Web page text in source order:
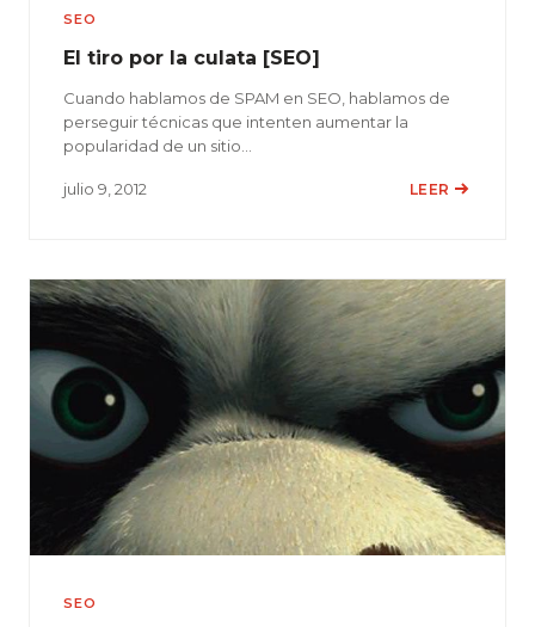
SEO
El tiro por la culata [SEO]
Cuando hablamos de SPAM en SEO, hablamos de
perseguir técnicas que intenten aumentar la
popularidad de un sitio…
julio 9, 2012 LEER
SEO